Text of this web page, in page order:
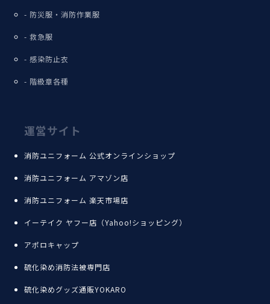
防災服・消防作業服
救急服
感染防止衣
階級章各種
運営サイト
消防ユニフォーム 公式オンラインショップ
消防ユニフォーム アマゾン店
消防ユニフォーム 楽天市場店
イーテイク ヤフー店（Yahoo!ショッピング）
アポロキャップ
硫化染め消防法被専門店
硫化染めグッズ通販YOKARO